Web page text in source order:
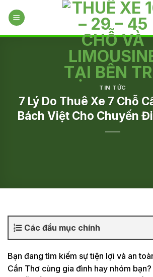
TIN TỨC
7 Lý Do Thuê Xe 7 Chỗ
Bách Việt Cho Chuyến
Các đầu mục chính
Bạn đang tìm kiếm sự tiện lợi và an
Cần Thơ cùng gia đình hay nhóm